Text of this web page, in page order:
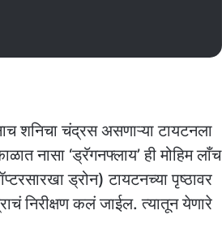
शनिचा चंद्रस असणाऱ्या टायटनला
नासा ‘ड्रॅगनफ्लाय’ ही मोहिम लाँच
ड्रोन) टायटनच्या पृष्ठावर
निरीक्षण कलं जाईल. त्यातून येणारे